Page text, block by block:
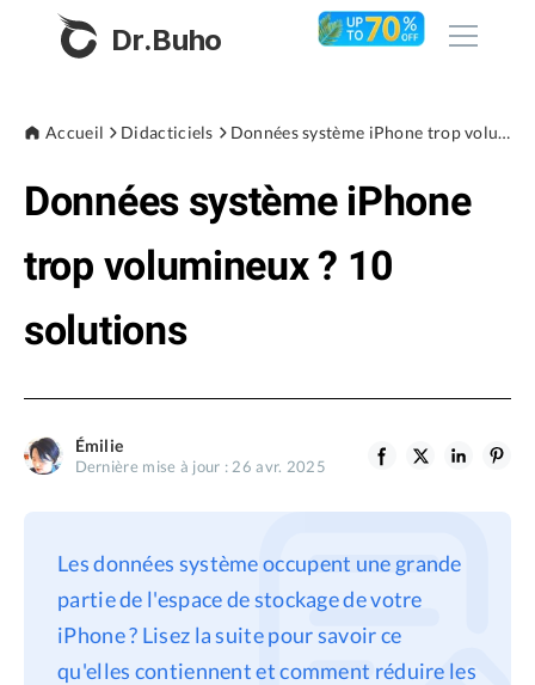
Dr.Buho
Produits
BuhoCleaner
BuhoRepair
BuhoLaunchpad
Boutique
Blog
L'entreprise
Confidentialité
Conditions générales
Politique de
Accueil Didacticiels Données système iPhone trop volumineux ? 10 solutions
Données système iPhone
trop volumineux ? 10
solutions
Émilie
Dernière mise à jour : 26 avr. 2025
Les données système occupent une grande
partie de l'espace de stockage de votre
iPhone ? Lisez la suite pour savoir ce
qu'elles contiennent et comment réduire les